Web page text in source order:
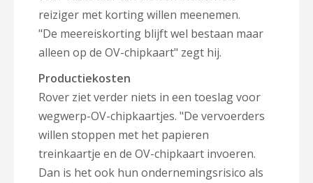
reiziger met korting willen meenemen.
"De meereiskorting blijft wel bestaan maar
alleen op de OV-chipkaart" zegt hij.
Productiekosten
Rover ziet verder niets in een toeslag voor
wegwerp-OV-chipkaartjes. "De vervoerders
willen stoppen met het papieren
treinkaartje en de OV-chipkaart invoeren.
Dan is het ook hun ondernemingsrisico als